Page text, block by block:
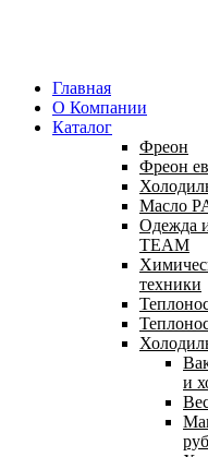
Главная
О Компании
Каталог
Фреон
Фреон
Масло
Одежда
TEAM
техники
и